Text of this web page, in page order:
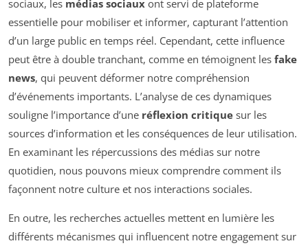
sociaux, les médias sociaux ont servi de plateforme
essentielle pour mobiliser et informer, capturant l’attention
d’un large public en temps réel. Cependant, cette influence
peut être à double tranchant, comme en témoignent les fake
news, qui peuvent déformer notre compréhension
d’événements importants. L’analyse de ces dynamiques
souligne l’importance d’une réflexion critique sur les
sources d’information et les conséquences de leur utilisation.
En examinant les répercussions des médias sur notre
quotidien, nous pouvons mieux comprendre comment ils
façonnent notre culture et nos interactions sociales.
En outre, les recherches actuelles mettent en lumière les
différents mécanismes qui influencent notre engagement sur